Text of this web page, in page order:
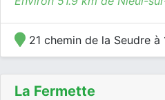
21 chemin de la Seudre
La Fermette